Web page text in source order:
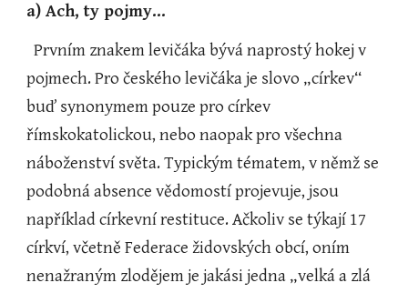
a) Ach, ty pojmy...
  Prvním znakem levičáka bývá naprostý hokej v
pojmech. Pro českého levičáka je slovo „církev“
buď synonymem pouze pro církev
římskokatolickou, nebo naopak pro všechna
náboženství světa. Typickým tématem, v němž se
podobná absence vědomostí projevuje, jsou
například církevní restituce. Ačkoliv se týkají 17
církví, včetně Federace židovských obcí, oním
nenažraným zlodějem je jakási jedna „velká a zlá